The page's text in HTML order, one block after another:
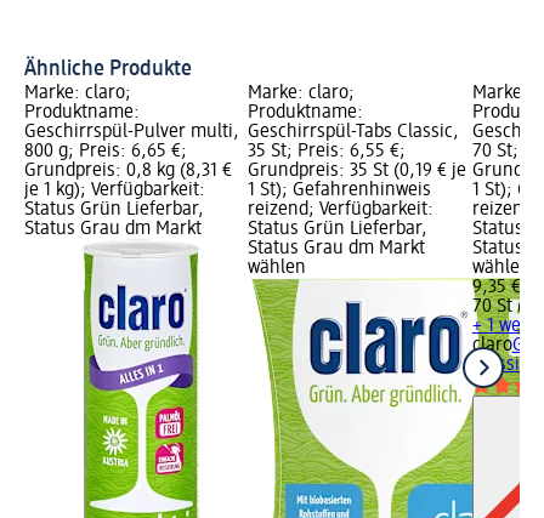
Ähnliche Produkte
Marke: claro;
Produktname:
Geschirrspül-Pulver multi,
800 g; Preis: 6,65 €;
Grundpreis: 0,8 kg (8,31 €
je 1 kg); Verfügbarkeit:
Status Grün Lieferbar,
Status Grau dm Markt
Marke: claro;
Produktname:
Geschirrspül-Tabs Classic,
35 St; Preis: 6,55 €;
Grundpreis: 35 St (0,19 € je
1 St); Gefahrenhinweis
reizend; Verfügbarkeit:
Status Grün Lieferbar,
Status Grau dm Markt
wählen
Marke:
70 St;
1 St);
reizend;
Status
Status
wählen
9,35 €
70 St
+ 1
claro
Classic,